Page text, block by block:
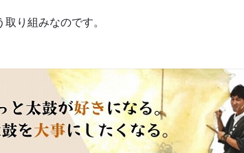
取り組みなのです。